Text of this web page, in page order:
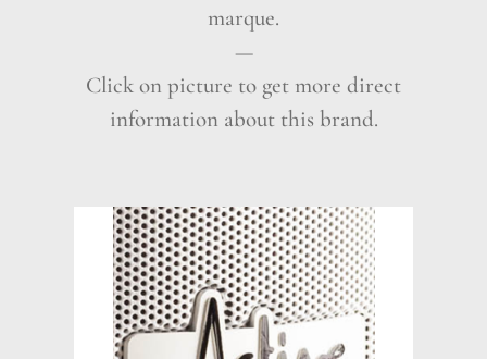
marque.
—
Click on picture to get more direct
information about this brand.